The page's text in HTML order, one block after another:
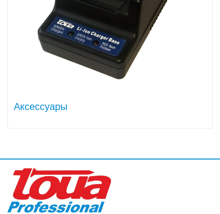
Аксессуары